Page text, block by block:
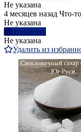
Не указана
4 месяцев назад Что-
Не указана
Написать
Не указана
Удалить из